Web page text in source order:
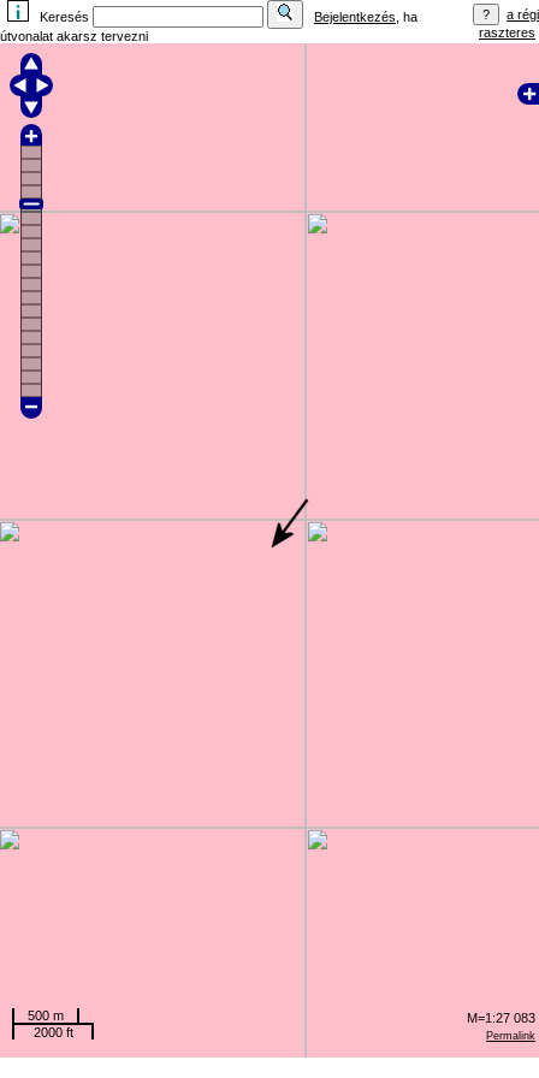
Keresés Bejelentkezés , ha
útvonalat akarsz tervezni
a régi
raszteres
Permalink
500 m
2000 ft
M=1:27 083